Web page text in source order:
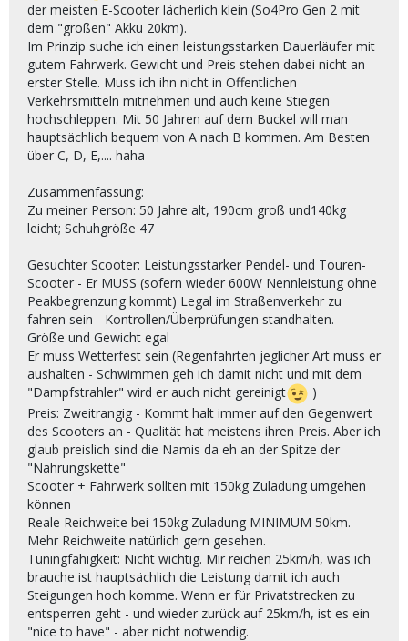
der meisten E-Scooter lächerlich klein (So4Pro Gen 2 mit
dem "großen" Akku 20km).
Im Prinzip suche ich einen leistungsstarken Dauerläufer mit
gutem Fahrwerk. Gewicht und Preis stehen dabei nicht an
erster Stelle. Muss ich ihn nicht in Öffentlichen
Verkehrsmitteln mitnehmen und auch keine Stiegen
hochschleppen. Mit 50 Jahren auf dem Buckel will man
hauptsächlich bequem von A nach B kommen. Am Besten
über C, D, E,.... haha
Zusammenfassung:
Zu meiner Person: 50 Jahre alt, 190cm groß und140kg
leicht; Schuhgröße 47
Gesuchter Scooter: Leistungsstarker Pendel- und Touren-
Scooter - Er MUSS (sofern wieder 600W Nennleistung ohne
Peakbegrenzung kommt) Legal im Straßenverkehr zu
fahren sein - Kontrollen/Überprüfungen standhalten.
Größe und Gewicht egal
Er muss Wetterfest sein (Regenfahrten jeglicher Art muss er
aushalten - Schwimmen geh ich damit nicht und mit dem
"Dampfstrahler" wird er auch nicht gereinigt
)
Preis: Zweitrangig - Kommt halt immer auf den Gegenwert
des Scooters an - Qualität hat meistens ihren Preis. Aber ich
glaub preislich sind die Namis da eh an der Spitze der
"Nahrungskette"
Scooter + Fahrwerk sollten mit 150kg Zuladung umgehen
können
Reale Reichweite bei 150kg Zuladung MINIMUM 50km.
Mehr Reichweite natürlich gern gesehen.
Tuningfähigkeit: Nicht wichtig. Mir reichen 25km/h, was ich
brauche ist hauptsächlich die Leistung damit ich auch
Steigungen hoch komme. Wenn er für Privatstrecken zu
entsperren geht - und wieder zurück auf 25km/h, ist es ein
"nice to have" - aber nicht notwendig.